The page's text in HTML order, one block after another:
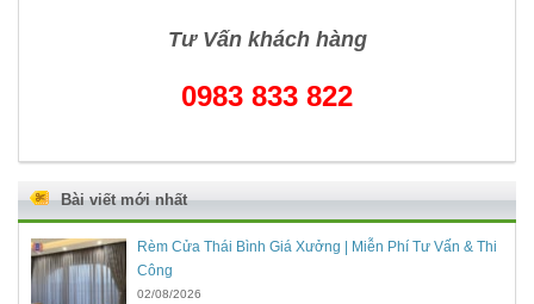
Tư Vấn khách hàng
0983 833 822
Bài viết mới nhất
Rèm Cửa Thái Bình Giá Xưởng | Miễn Phí Tư Vấn & Thi
Công
02/08/2026